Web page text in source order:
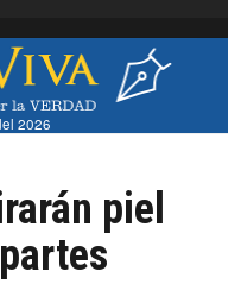
navigation
2026
piel